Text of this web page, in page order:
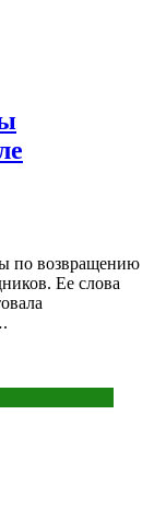
по возвращению
Ее слова